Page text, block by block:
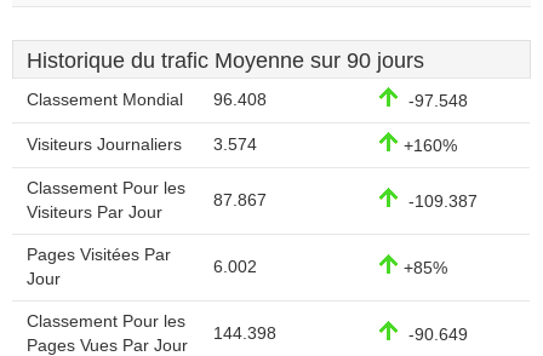
Historique du trafic Moyenne sur 90 jours
Classement Mondial 96.408 -97.548
Visiteurs Journaliers 3.574 +160%
Classement Pour les
Visiteurs Par Jour
87.867 -109.387
Pages Visitées Par
Jour
6.002 +85%
Classement Pour les
Pages Vues Par Jour
144.398 -90.649